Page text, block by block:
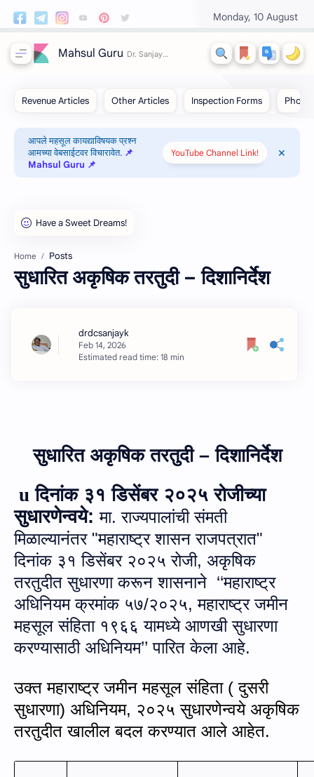
Monday, 10 August
Mahsul Guru
आपले महसूल कायद्याविषयक प्रश्न
आमच्या वेबसाईटवर विचारावेत. 📌
Mahsul Guru 📌
YouTube Channel Link!
Home Posts
सुधारित अकृषिक तरतुदी – दिशानिर्देश
Estimated read time: 18 min
सुधारित अकृषिक तरतुदी – दिशानिर्देश
u दिनांक ३१ डिसेंबर २०२५ रोजीच्‍या
सुधारणेन्‍वये: मा. राज्यपालांची संमती
मिळाल्यानंतर"महाराष्ट्र शासन राजपत्रात"
दिनांक ३१ डिसेंबर २०२५ रोजी, अकृषिक
तरतुदीत सुधारणा करून शासनाने ‘‘महाराष्ट्र
अधिनियम क्रमांक ५७/२०२५, महाराष्ट्र जमीन
महसूल संहिता १९६६ यामध्ये आणखी सुधारणा
करण्यासाठी अधिनियम’’ पारित केला आहे.
उक्‍त महाराष्ट्र जमीन महसूल संहिता ( दुसरी
सुधारणा) अधिनियम, २०२५ सुधारणेन्‍वये अकृषिक
तरतुदीत खालील बदल करण्‍यात आले आहेत.